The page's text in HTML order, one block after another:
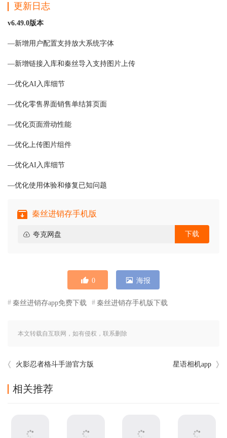
更新日志
v6.49.0版本
—新增用户配置支持放大系统字体
—新增链接入库和秦丝导入支持图片上传
—优化AI入库细节
—优化零售界面销售单结算页面
—优化页面滑动性能
—优化上传图片组件
—优化AI入库细节
—优化使用体验和修复已知问题
秦丝进销存手机版
夸克网盘 下载
0 海报
秦丝进销存app免费下载 秦丝进销存手机版下载
本文转载自互联网，如有侵权，联系删除
火影忍者格斗手游官方版 星语相机app
相关推荐